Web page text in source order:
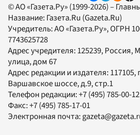
© АО «Газета.Ру» (1999-2026) –
Название: Газета.Ru (Gazeta.Ru)
Учредитель:АО «Газета.Ру», ОГРН
7743625728
Адрес учредителя: 125239, Россия,
улица, дом 67
Адрес редакции и издателя: 117105,
Варшавское шоссе, д.9, стр.1
Телефон редакции:+7 (495) 785-00-12
Факс:+7 (495) 785-17-01
Электронная почта: